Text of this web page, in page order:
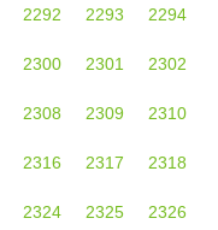
2292 2293 2294
2300 2301 2302
2308 2309 2310
2316 2317 2318
2324 2325 2326